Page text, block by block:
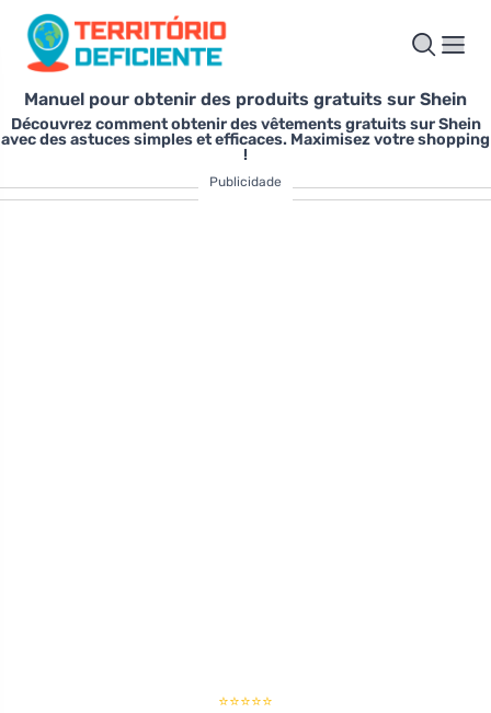
Manuel pour obtenir des produits gratuits sur Shein
Découvrez comment obtenir des vêtements gratuits sur Shein
avec des astuces simples et efficaces. Maximisez votre shopping
!
Publicidade
⭐⭐⭐⭐⭐